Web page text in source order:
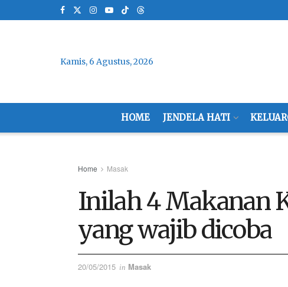
Kamis, 6 Agustus, 2026
HOME JENDELA HATI
Home Masak
Inilah 4 Makanan
yang wajib dicoba
20/05/2015 in Masak